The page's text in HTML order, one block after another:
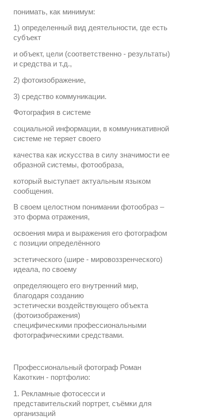
понимать, как минимум:
1) определенный вид деятельности, где есть
субъект
и объект, цели (соответственно - результаты)
и средства и т.д.,
2) фотоизображение,
3) средство коммуникации.
Фотография в системе
социальной информации, в коммуникативной
системе не теряет своего
качества как искусства в силу значимости ее
образной системы, фотообраза,
который выступает актуальным языком
сообщения.
В своем целостном понимании фотообраз –
это форма отражения,
освоения мира и выражения его фотографом
с позиции определённого
эстетического (шире - мировоззренческого)
идеала, по своему
определяющего его внутренний мир,
благодаря созданию
эстетически воздействующего объекта
(фотоизображения)
специфическими профессиональными
фотографическими средствами.
Профессиональный фотограф Роман
Какоткин - портфолио:
1. Рекламные фотосесси и
представительский портрет, съёмки для
организаций